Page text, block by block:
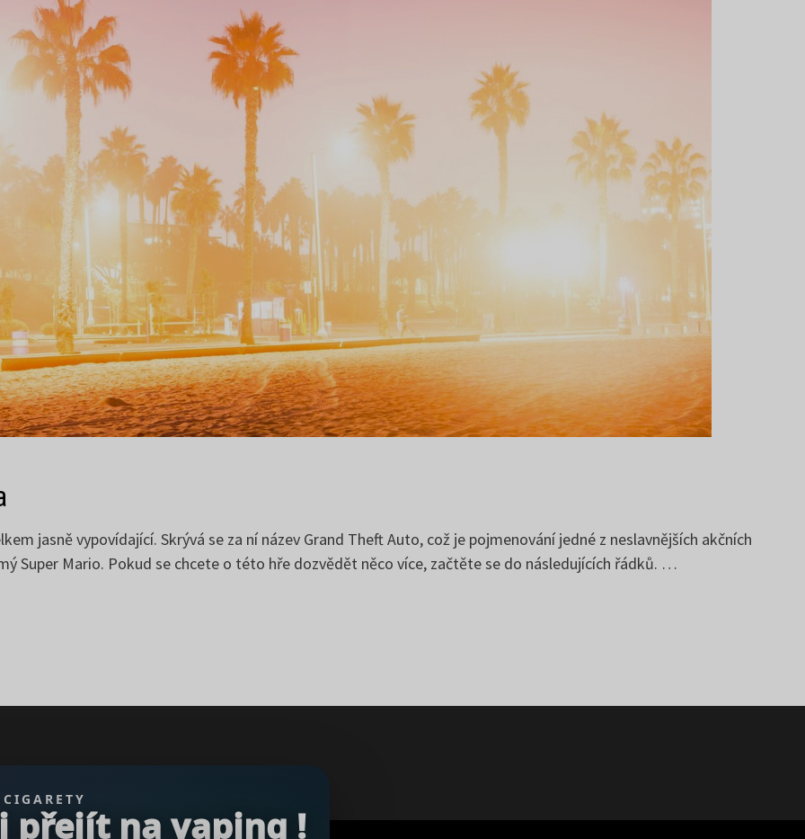
jasně vypovídající. Skrývá se za ní název Grand Theft Auto, což je pojmenování jedné z neslavnějších akčních
Super Mario. Pokud se chcete o této hře dozvědět něco více, začtěte se do následujících řádků. …
přejít na vaping !